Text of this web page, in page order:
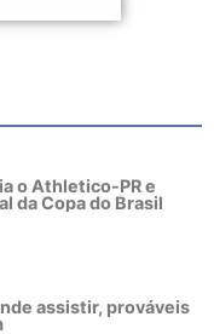
o Athletico-PR e
da Copa do Brasil
assistir, prováveis